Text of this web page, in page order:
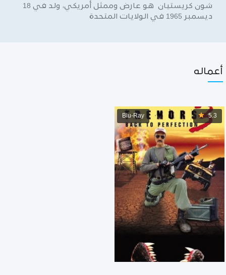
شون كريستيان ‏ هو عارض وممثل أمريكي، ولد في 18
ديسمبر 1965 في الولايات المتحدة
أعماله
5.3
Blu-Ray